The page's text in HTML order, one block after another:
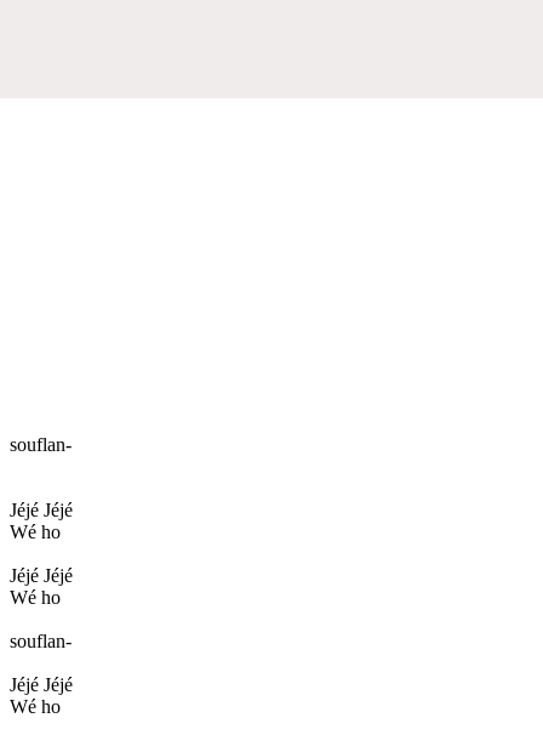
souflan-
Jéjé Jéjé
Wé ho
Jéjé Jéjé
Wé ho
souflan-
Jéjé Jéjé
Wé ho